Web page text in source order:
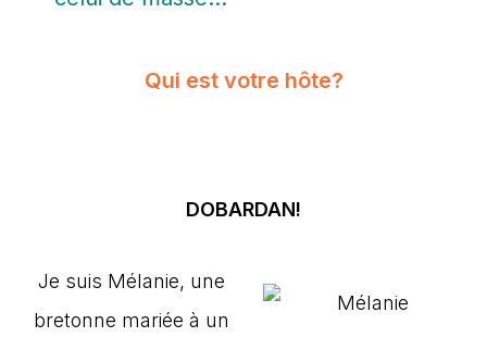
Qui est votre hôte?
DOBARDAN!
Je suis Mélanie, une
bretonne mariée à un